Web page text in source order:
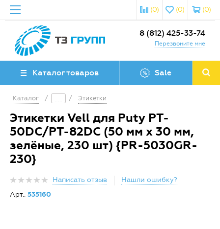
(0)
(0)
(0)
8 (812) 425-33-74
Перезвоните мне
Каталог товаров Sale
Каталог / / Этикетки
Этикетки Vell для Puty PT-
50DC/PT-82DC (50 мм х 30 мм,
зелёные, 230 шт) {PR-5030GR-
230}
Написать отзыв
Нашли ошибку?
Арт.: 535160